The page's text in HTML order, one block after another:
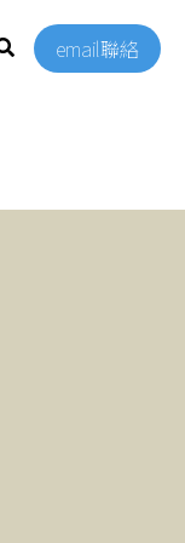
email聯絡